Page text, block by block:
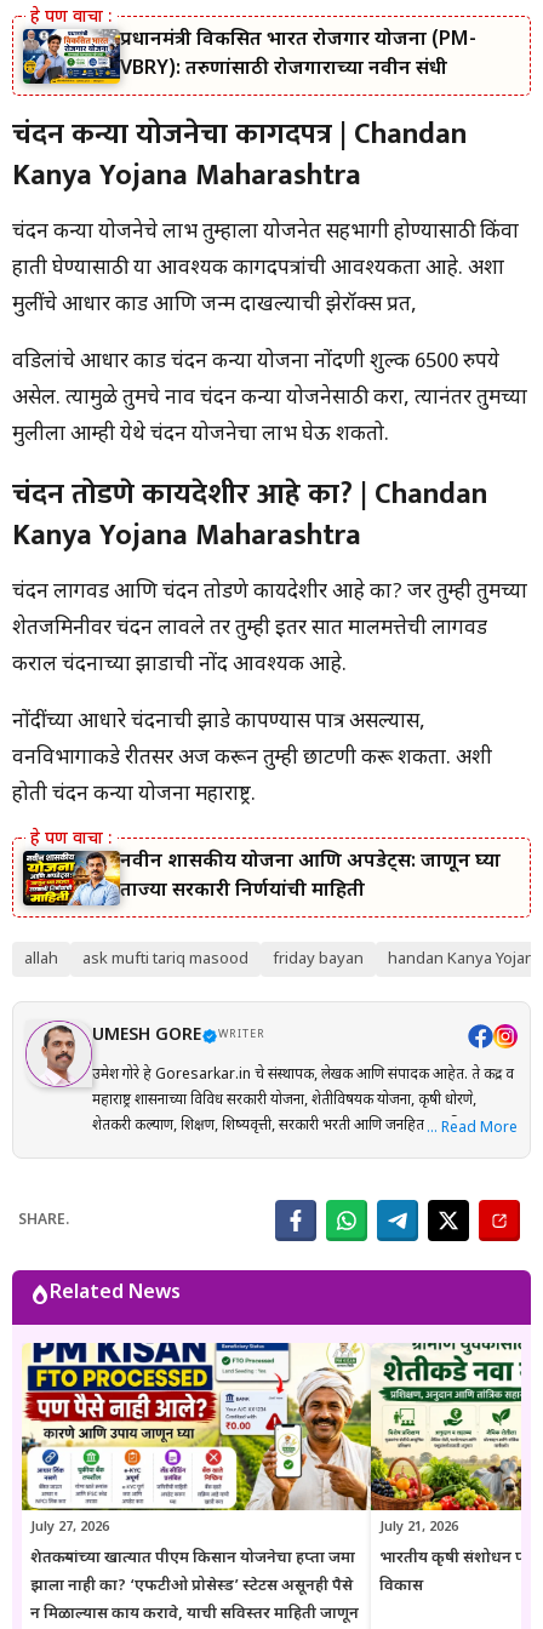
प्रधानमंत्री विकसित भारत रोजगार योजना (PM-
VBRY): तरुणांसाठी रोजगाराच्या नवीन संधी
चंदन कन्या योजनेचा कागदपत्र | Chandan
Kanya Yojana Maharashtra
चंदन कन्या योजनेचे लाभ तुम्हाला योजनेत सहभागी होण्यासाठी किंवा
हाती घेण्यासाठी या आवश्यक कागदपत्रांची आवश्यकता आहे. अशा
मुलींचे आधार कार्ड आणि जन्म दाखल्याची झेरॉक्स प्रत,
वडिलांचे आधार कार्ड चंदन कन्या योजना नोंदणी शुल्क 6500 रुपये
असेल. त्यामुळे तुमचे नाव चंदन कन्या योजनेसाठी करा, त्यानंतर तुमच्या
मुलीला आम्ही येथे चंदन योजनेचा लाभ घेऊ शकतो.
चंदन तोडणे कायदेशीर आहे का? | Chandan
Kanya Yojana Maharashtra
चंदन लागवड आणि चंदन तोडणे कायदेशीर आहे का? जर तुम्ही तुमच्या
शेतजमिनीवर चंदन लावले तर तुम्ही इतर सात मालमत्तेची लागवड
कराल चंदनाच्या झाडाची नोंद आवश्यक आहे.
नोंदींच्या आधारे चंदनाची झाडे कापण्यास पात्र असल्यास,
वनविभागाकडे रीतसर अर्ज करून तुम्ही छाटणी करू शकता. अशी
होती चंदन कन्या योजना महाराष्ट्र.
नवीन शासकीय योजना आणि अपडेट्स: जाणून घ्या
ताज्या सरकारी निर्णयांची माहिती
allah ask mufti tariq masood friday bayan handan Kanya
UMESH GORE WRITER
उमेश गोरे हे Goresarkar.in चे संस्थापक, लेखक आणि संपादक आहेत. ते केंद्र व
महाराष्ट्र शासनाच्या विविध सरकारी योजना, शेतीविषयक योजना, कृषी धोरणे,
शेतकरी कल्याण, शिक्षण, शिष्यवृत्ती, सरकारी भरती आणि जनहिताच्या विषयांवर
आणि संबंधित अधिकृत स्रोतांचा संदर्भ घेऊन माहितीची पडताळणी केली जाते.
वाचकांना अर्ज प्रक्रिया, पात्रता, आवश्यक कागदपत्रे, लाभ, अंतिम मुदत आणि
भर असतो. Goresarkar.in चा उद्देश महाराष्ट्रातील शेतकरी, विद्यार्थी, महिला,
युवक आणि सर्वसामान्य नागरिकांपर्यंत विश्वासार्ह, अद्ययावत आणि उपयुक्त माहिती
पोहोचवणे हा आहे. प्रकाशित माहिती वेळोवेळी अद्ययावत ठेवण्याचा प्रयत्न केला
जातो. अधिकृत निर्णयामध्ये बदल झाल्यास संबंधित लेख देखील अद्ययावत करण्यात
येतात. या संकेतस्थळावरील माहिती ही केवळ जनजागृती आणि मार्गदर्शनाच्या
उद्देशाने प्रकाशित केली जाते. कोणत्याही सरकारी योजनेसाठी अर्ज करण्यापूर्वी
संबंधित विभागाच्या अधिकृत संकेतस्थळावरील माहिती, नियम आणि अटींची
पडताळणी करण्याचा सल्ला दिला जातो.
… Read More
SHARE.
Related News
July 27, 2026
शेतकऱ्यांच्या खात्यात पीएम किसान योजनेचा हप्ता जमा
झाला नाही का? ‘एफटीओ प्रोसेस्ड’ स्टेटस असूनही पैसे
न मिळाल्यास काय करावे, याची सविस्तर माहिती जाणून
July 21, 2026
भारतीय कृषी संशोधन
विकास